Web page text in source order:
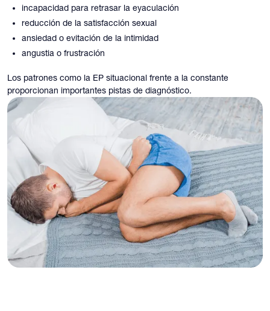
incapacidad para retrasar la eyaculación
reducción de la satisfacción sexual
ansiedad o evitación de la intimidad
angustia o frustración
Los patrones como la EP situacional frente a la constante
proporcionan importantes pistas de diagnóstico.